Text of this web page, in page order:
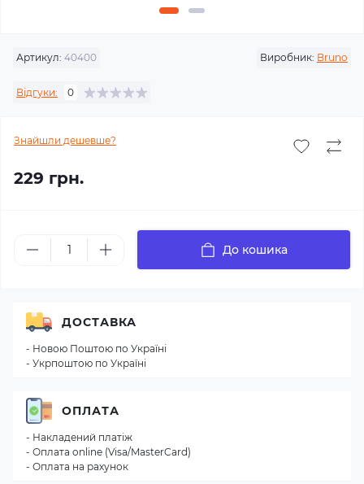
Артикул: 40400 Виробник: Bruno
Відгуки: 0
Знайшли дешевше?
229 грн.
До кошика
ДОСТАВКА
- Новою Поштою по Україні
- Укрпоштою по Україні
ОПЛАТА
- Накладений платіж
- Оплата online (Visa/MasterCard)
- Оплата на рахунок